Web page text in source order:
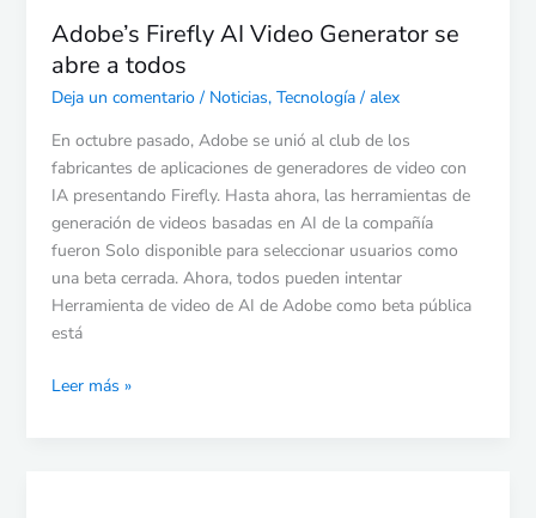
Adobe’s Firefly AI Video Generator se
abre a todos
Deja un comentario / Noticias, Tecnología/ alex
En octubre pasado, Adobe se unió al club de los
fabricantes de aplicaciones de generadores de video con
IA presentando Firefly. Hasta ahora, las herramientas de
generación de videos basadas en AI de la compañía
fueron Solo disponible para seleccionar usuarios como
una beta cerrada. Ahora, todos pueden intentar
Herramienta de video de AI de Adobe como beta pública
está
AI
Video
Generator
abre
a
todos
Leer más »